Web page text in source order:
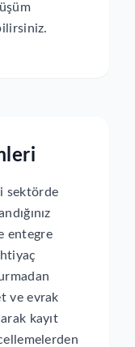
sektörde
entegre
ve evrak
kayıt